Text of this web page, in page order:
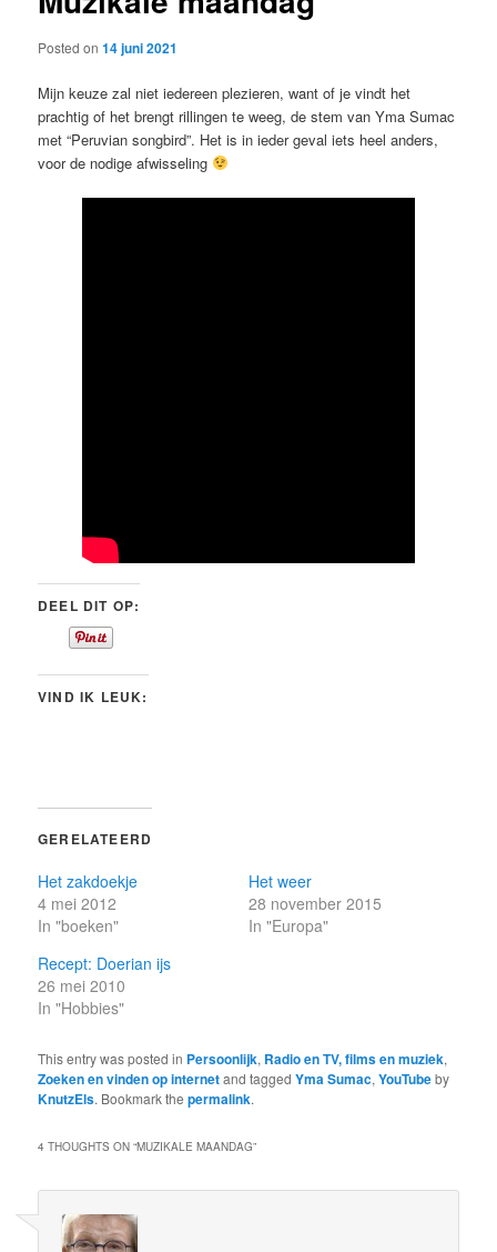
Posted on14 juni 2021
Mijn keuze zal niet iedereen plezieren, want of je vindt het
prachtig of het brengt rillingen te weeg, de stem van Yma Sumac
met “Peruvian songbird”. Het is in ieder geval iets heel anders,
voor de nodige afwisseling
DEEL DIT OP:
VIND IK LEUK:
GERELATEERD
Het zakdoekje
4 mei 2012
In "boeken"
Het weer
28 november 2015
In "Europa"
Recept: Doerian ijs
26 mei 2010
In "Hobbies"
This entry was posted in Persoonlijk, Radio en TV, films en muziek,
Zoeken en vinden op internetand taggedYma Sumac,YouTubeby
KnutzEls. Bookmark thepermalink.
4 THOUGHTS ON “MUZIKALE MAANDAG”